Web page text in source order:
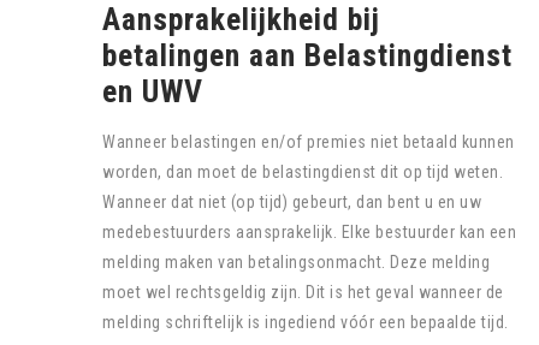
Aansprakelijkheid bij
betalingen aan Belastingdienst
en UWV
Wanneer belastingen en/of premies niet betaald kunnen
worden, dan moet de belastingdienst dit op tijd weten.
Wanneer dat niet (op tijd) gebeurt, dan bent u en uw
medebestuurders aansprakelijk. Elke bestuurder kan een
melding maken van betalingsonmacht. Deze melding
moet wel rechtsgeldig zijn. Dit is het geval wanneer de
melding schriftelijk is ingediend vóór een bepaalde tijd.